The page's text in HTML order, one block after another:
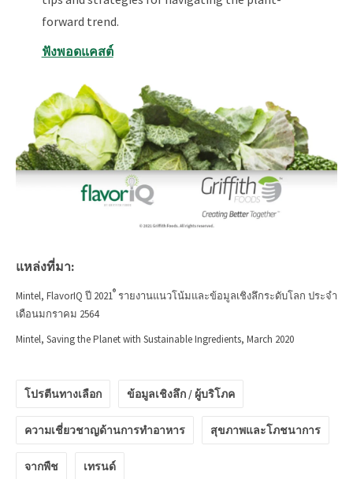
forward trend.
ฟังพอดแคสต์
แหล่งที่มา:
Mintel, FlavorIQ ปี 2021® รายงานแนวโน้มและข้อมูลเชิงลึกระดับโลก ประจำ
เดือนมกราคม 2564
Mintel, Saving the Planet with Sustainable Ingredients, March 2020
โปรตีนทางเลือก ข้อมูลเชิงลึก / ผู้บริโภค
ความเชี่ยวชาญด้านการทำอาหาร สุขภาพและโภชนาการ
จากพืช เทรนด์